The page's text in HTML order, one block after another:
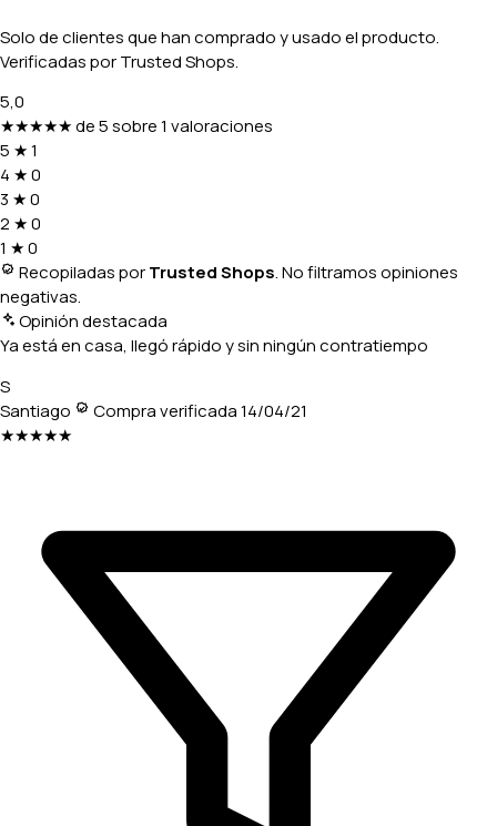
Solo de clientes que han comprado y usado el producto.
Verificadas por Trusted Shops.
5,0
★★★★★de 5 sobre 1 valoraciones
5 ★1
4 ★0
3 ★0
2 ★0
1 ★0
Recopiladas porTrusted Shops. No filtramos opiniones
negativas.
Opinión destacada
Ya está en casa, llegó rápido y sin ningún contratiempo
S
Santiago
Compra verificada14/04/21
★★★★★